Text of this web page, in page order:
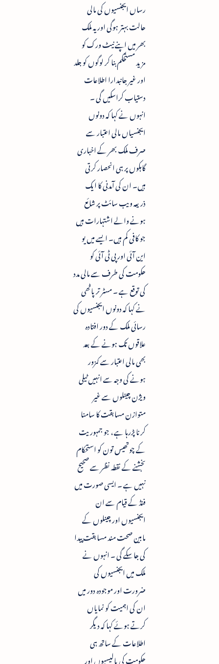
رساں ایجنسیوں کی مالی
حالت بہتر ہوگی اور یہ ملک
بھر میں اپنے نیٹ ورک کو
مزید مستحکم بنا کر لوگوں کو جلد
اور غیر جانبدارا اطلاعات
دستیاب کراسکیں گی ۔
انہوں نے کہا کہ دونوں
ایجنسیاں مالی اعتبار سے
صرف ملک بھر کے اخباری
گاہکوں پر ہی انحصار کرتی
ہیں۔ ان کی آمدنی کا ایک
ذریعہ ویب سائٹ پر شائع
ہونے والے اشتہارات ہیں
جو کافی کم ہیں۔ ایسے میں یو
این آئی اور پی ٹی آئی کو
حکومت کی طرف سے مالی مدد
کی توقع ہے ۔ مسٹر ترپاٹھی
نے کہا کہ دونوں ایجنسیوں کی
رسائی ملک کے دور افتادہ
علاقوں تک ہونے کے بعد
بھی مالی اعتبار سے کمزور
ہونے کی وجہ سے انہیں ٹیلی
ویژن چینلوں سے غیر
متوازن مسابقت کا سامنا
کرنا پڑرہا ہے ، جو جمہوریت
کے چوتھیس تون کو استحکام
بخشنے کے نقطہ نظر سے صحیح
نہیں ہے ۔ ایسی صورت میں
فنڈ کے قیام سے ان
ایجنسیوں اور چینلوں کے
مابین صحت مند مسابقت پیدا
کی جاسکے گی ۔ انہوں نے
ملک میں ایجنسیوں کی
ضرورت اور موجودہ دور میں
ان کی اہمیت کو نمایاں
کرتے ہوئے کہا کہ دیگر
اطلاعات کے ساتھ ہی
حکومت کی پالیسیوں اور